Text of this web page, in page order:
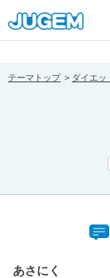
[pear_error:
prefix="" info=""]
テーマトップ ダイエッ
あさにく